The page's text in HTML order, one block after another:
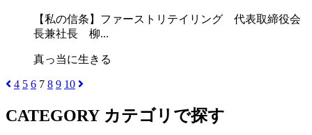
【私の信条】ファーストリテイリング 代表取締役会
長兼社長 柳...
真っ当に生きる
4 5 6 7 8 9 10
CATEGORY カテゴリで探す